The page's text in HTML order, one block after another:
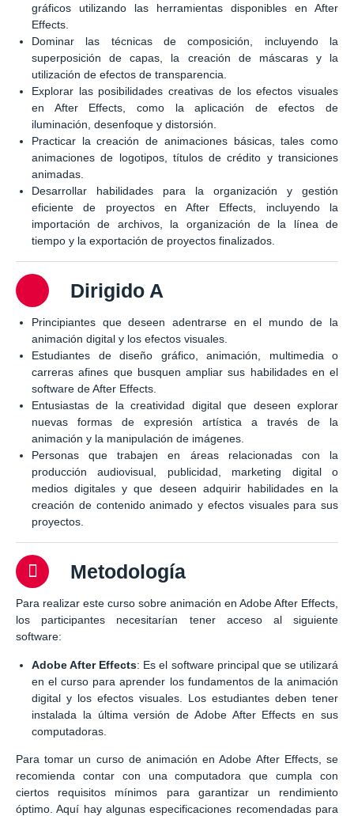
gráficos utilizando las herramientas disponibles en After
Effects.
Dominar las técnicas de composición, incluyendo la
superposición de capas, la creación de máscaras y la
utilización de efectos de transparencia.
Explorar las posibilidades creativas de los efectos visuales
en After Effects, como la aplicación de efectos de
iluminación, desenfoque y distorsión.
Practicar la creación de animaciones básicas, tales como
animaciones de logotipos, títulos de crédito y transiciones
animadas.
Desarrollar habilidades para la organización y gestión
eficiente de proyectos en After Effects, incluyendo la
importación de archivos, la organización de la línea de
tiempo y la exportación de proyectos finalizados.
Dirigido A
Principiantes que deseen adentrarse en el mundo de la
animación digital y los efectos visuales.
Estudiantes de diseño gráfico, animación, multimedia o
carreras afines que busquen ampliar sus habilidades en el
software de After Effects.
Entusiastas de la creatividad digital que deseen explorar
nuevas formas de expresión artística a través de la
animación y la manipulación de imágenes.
Personas que trabajen en áreas relacionadas con la
producción audiovisual, publicidad, marketing digital o
medios digitales y que deseen adquirir habilidades en la
creación de contenido animado y efectos visuales para sus
proyectos.
Metodología
Para realizar este curso sobre animación en Adobe After Effects,
los participantes necesitarían tener acceso al siguiente
software:
Adobe After Effects: Es el software principal que se utilizará
en el curso para aprender los fundamentos de la animación
digital y los efectos visuales. Los estudiantes deben tener
instalada la última versión de Adobe After Effects en sus
computadoras.
Para tomar un curso de animación en Adobe After Effects, se
recomienda contar con una computadora que cumpla con
ciertos requisitos mínimos para garantizar un rendimiento
óptimo. Aquí hay algunas especificaciones recomendadas para